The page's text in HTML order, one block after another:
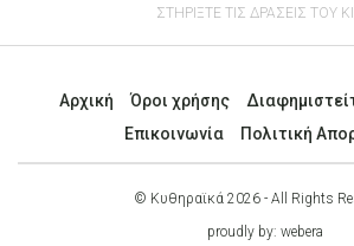
ΣΤΗΡΙΞΤΕ ΤΙΣ ΔΡΑΣΕΙΣ ΤΟΥ
Αρχική Όροι χρήσης
Επικοινωνία
Πολιτική
© Κυθηραϊκά 2026 - All Rights
proudly by: webera